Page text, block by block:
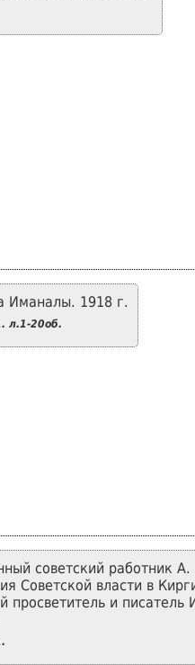
Иманалы. 1918 г.
л.1-20об.
советский работник
Советской власти в
просветитель и писатель